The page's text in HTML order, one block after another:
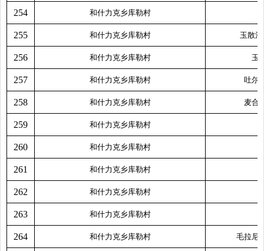
254 和什力克乡库勒村
255 和什力克乡库勒村 玉散
256 和什力克乡库勒村 玉
257 和什力克乡库勒村 吐尔
258 和什力克乡库勒村 麦合
259 和什力克乡库勒村
260 和什力克乡库勒村
261 和什力克乡库勒村
262 和什力克乡库勒村
263 和什力克乡库勒村
264 和什力克乡库勒村 毛拉尼